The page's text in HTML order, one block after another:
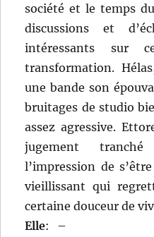
société et le temps
discussions et
intéressants sur
transformation.
une bande son
bruitages de studio
assez agressive.
jugement
l’impression de
vieillissant qui
certaine douceur de
Elle:
–